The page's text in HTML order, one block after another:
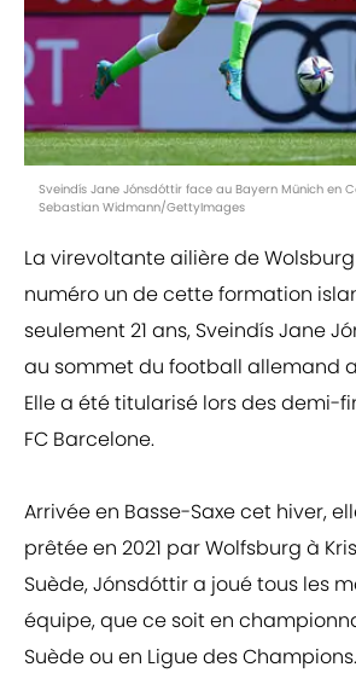
Sveindís Jane Jónsdóttir face au Bayern Münich en
Sebastian Widmann/GettyImages
La virevoltante ailière de
numéro un de cette formation
seulement 21 ans, Sveindís Jane
au sommet du football allemand
Elle a été titularisé lors des demi-
FC Barcelone.
Arrivée en Basse-Saxe cet hiver,
prêtée en 2021 par Wolfsburg à
Suède, Jónsdóttir a joué tous les
équipe, que ce soit en
Suède ou en Ligue des Champions.